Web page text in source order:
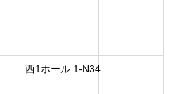
西1ホール 1-N34